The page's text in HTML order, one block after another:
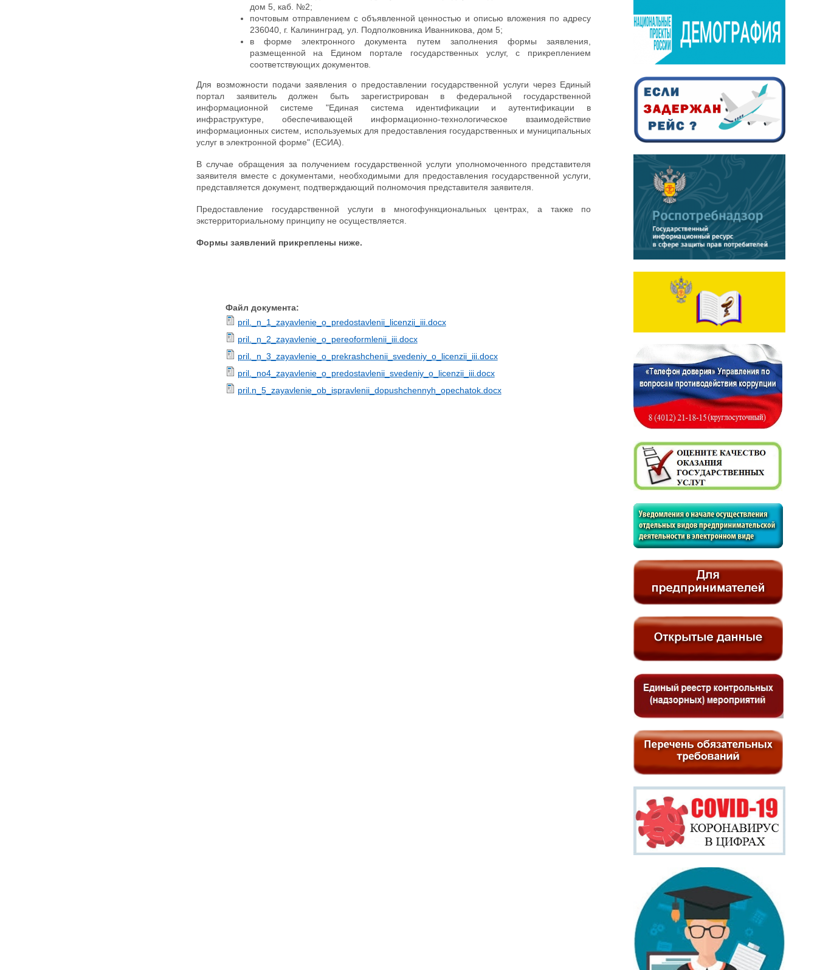
дом 5, каб. №2;
почтовым отправлением с объявленной ценностью и описью вложения по адресу
236040, г. Калининград, ул. Подполковника Иванникова, дом 5;
в форме электронного документа путем заполнения формы заявления,
размещенной на Едином портале государственных услуг, с прикреплением
соответствующих документов.
Для возможности подачи заявления о предоставлении государственной услуги через Единый
портал заявитель должен быть зарегистрирован в федеральной государственной
информационной системе "Единая система идентификации и аутентификации в
инфраструктуре, обеспечивающей информационно-технологическое взаимодействие
информационных систем, используемых для предоставления государственных и муниципальных
услуг в электронной форме" (ЕСИА).
В случае обращения за получением государственной услуги уполномоченного представителя
заявителя вместе с документами, необходимыми для предоставления государственной услуги,
представляется документ, подтверждающий полномочия представителя заявителя.
Предоставление государственной услуги в многофункциональных центрах, а также по
экстерриториальному принципу не осуществляется.
Формы заявлений прикреплены ниже.
Файл документа:
pril._n_1_zayavlenie_o_predostavlenii_licenzii_iii.docx
pril._n_2_zayavlenie_o_pereoformlenii_iii.docx
pril._n_3_zayavlenie_o_prekrashchenii_svedeniy_o_licenzii_iii.docx
pril._no4_zayavlenie_o_predostavlenii_svedeniy_o_licenzii_iii.docx
pril.n_5_zayavlenie_ob_ispravlenii_dopushchennyh_opechatok.docx